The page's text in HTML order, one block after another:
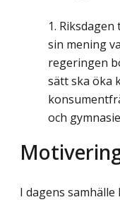
sin mening
regeringen
sätt ska öka
och
I dagens